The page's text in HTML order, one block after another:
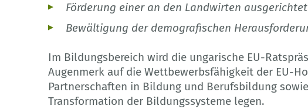
Förderung einer an den Landwirten
Bewältigung der demografischen
Im Bildungsbereich wird die ungarische EU-
Augenmerk auf die Wettbewerbsfähigkeit der EU-
Partnerschaften in Bildung und Berufsbildung
Transformation der Bildungssysteme legen.